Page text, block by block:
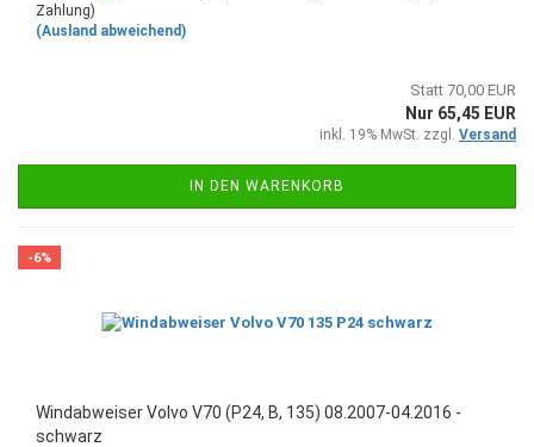
Zahlung)
(Ausland abweichend)
Statt 70,00 EUR
Nur 65,45 EUR
inkl. 19% MwSt. zzgl. Versand
IN DEN WARENKORB
-6%
Windabweiser Volvo V70 (P24, B, 135) 08.2007-04.2016 -
schwarz